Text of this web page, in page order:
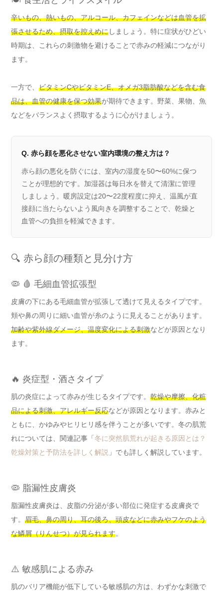
辛いもの、熱いもの、アルコール、カフェインなどは血管を拡
張させるため、摂取を控えめにしましょう。特に症状がひどい
時期は、これらの刺激物を避けることで赤みの軽減につながり
ます。
一方で、 ビタミンCやビタミンE、オメガ3脂肪酸などを含む食
品は、血管の健康を保つ効果が期待できます。野菜、果物、魚
などをバランスよく摂取するように心がけましょう。
Q. 赤ら顔を悪化させない室内環境の整え方は？
赤ら顔の悪化を防ぐには、室内の湿度を50〜60%に保つ
ことが理想的です。加湿器は毎日水を替えて清潔に管理
しましょう。暖房設定は20〜22度程度に抑え、温風が直
接顔に当たらないよう風向きを調整することで、乾燥と
血管への負担を軽減できます。
🔍 赤ら顔の種類と見分け方
🦠 🩸 毛細血管拡張型
皮膚の下にある毛細血管が拡張して透けて見えるタイプです。
頬や鼻の周りに細い血管が糸のように見えることがあります。
加齢や紫外線ダメージ、温度変化による刺激などが原因となり
ます。
🔥 炎症型・酒さタイプ
肌の炎症によって赤みが生じるタイプです。 乾燥や摩擦、化粧
品による刺激、アレルギー反応などが原因となります。赤みと
ともに、かゆみやヒリヒリ感を伴うことが多いです。冬の肌荒
れについては、関連記事「 冬に突然肌荒れが起きる原因とは？
乾燥対策と予防法を詳しく解説 」でも詳しく解説しています。
🦠 脂漏性皮膚炎
脂漏性皮膚炎は、皮脂の分泌が多い部位に発症する皮膚炎で
す。 眉毛、鼻の周り、耳の後ろ、頭皮などに赤みやフケのよう
な鱗屑（りんせつ）が見られます。
⚠️ 敏感肌による赤み
肌のバリア機能が低下している敏感肌の方は、わずかな刺激で